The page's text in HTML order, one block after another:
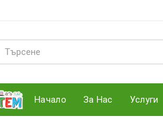
Начало За Нас Услуги